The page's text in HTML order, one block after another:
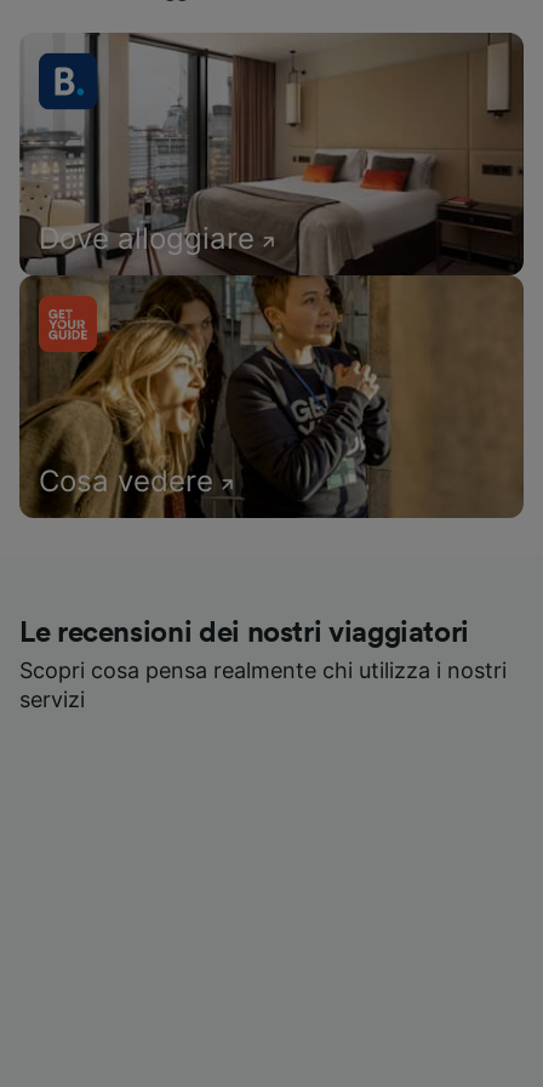
Dove alloggiare
Cosa vedere
Le recensioni dei nostri viaggiatori
Scopri cosa pensa realmente chi utilizza i nostri
servizi